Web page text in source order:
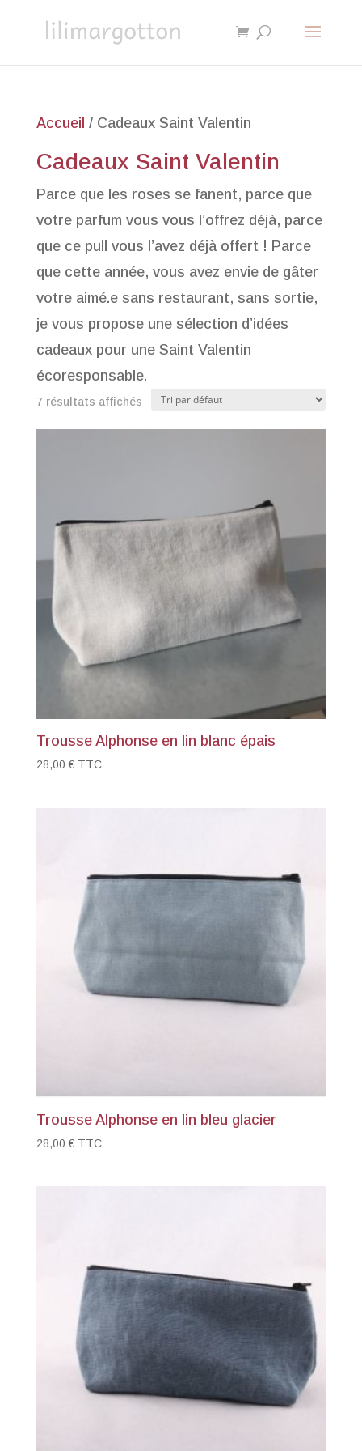
Accueil / Cadeaux Saint Valentin
Cadeaux Saint Valentin
Parce que les roses se fanent, parce que
votre parfum vous vous l’offrez déjà, parce
que ce pull vous l’avez déjà offert ! Parce
que cette année, vous avez envie de gâter
votre aimé.e sans restaurant, sans sortie,
je vous propose une sélection d’idées
cadeaux pour une Saint Valentin
écoresponsable.
7 résultats affichés
Trousse Alphonse en lin blanc épais
28,00€ TTC
Trousse Alphonse en lin bleu glacier
28,00€ TTC